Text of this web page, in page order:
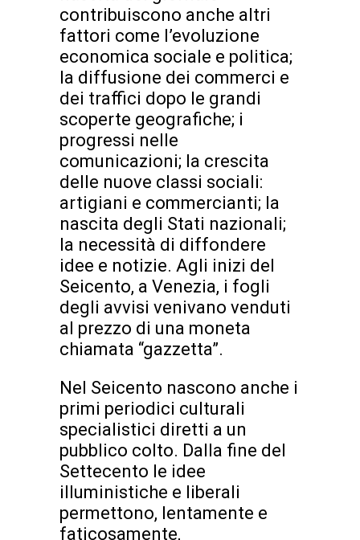
contribuiscono anche altri
fattori come l’evoluzione
economica sociale e politica;
la diffusione dei commerci e
dei traffici dopo le grandi
scoperte geografiche; i
progressi nelle
comunicazioni; la crescita
delle nuove classi sociali:
artigiani e commercianti; la
nascita degli Stati nazionali;
la necessità di diffondere
idee e notizie. Agli inizi del
Seicento, a Venezia, i fogli
degli avvisi venivano venduti
al prezzo di una moneta
chiamata “gazzetta”.
Nel Seicento nascono anche i
primi periodici culturali
specialistici diretti a un
pubblico colto. Dalla fine del
Settecento le idee
illuministiche e liberali
permettono, lentamente e
faticosamente,